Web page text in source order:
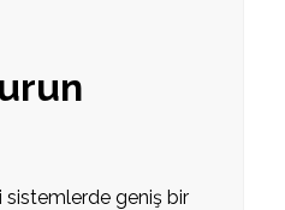
sistemlerde geniş bir